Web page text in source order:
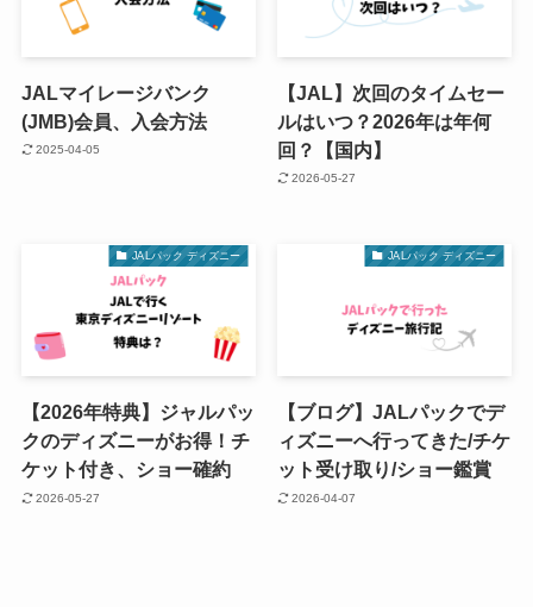
JALマイレージバンク
(JMB)会員、入会方法
2025-04-05
【JAL】次回のタイムセー
ルはいつ？2026年は年何
回？【国内】
2026-05-27
JALパック ディズニー
【2026年特典】ジャルパッ
クのディズニーがお得！チ
ケット付き、ショー確約
2026-05-27
JALパック ディズニー
【ブログ】JALパックでデ
ィズニーへ行ってきた/チケ
ット受け取り/ショー鑑賞
2026-04-07